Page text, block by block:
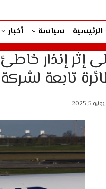
الرئيسية سياسة أخبار
إثر إنذار
تابعة
يوليو 5, 2025